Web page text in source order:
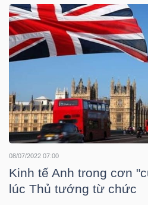
08/07/2022 07:00
Kinh tế Anh trong cơn
lúc Thủ tướng từ chức
NGHIỆP
CỔ
PHÁI